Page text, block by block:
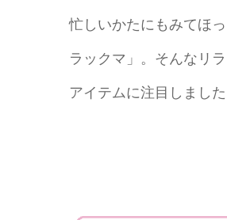
忙しいかたにもみてほ
ラックマ」。そんなリ
アイテムに注目しました